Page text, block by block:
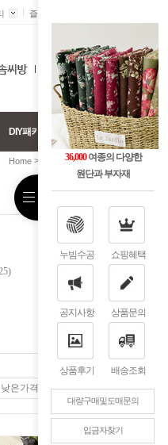
36,000여종의 다양한
원단과 부자재
누빔수공 쇼핑혜택
공지사항 상품문의
상품후기 배송조회
대량구매및도매문의
입금자찾기
즐겨찾기 +
0
DIY패키지
Home > 레이스>러너/바란스
낮은가격 판매순위